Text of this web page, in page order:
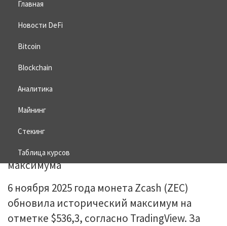
Главная
Новости DeFi
Bitcoin
Blockchain
Аналитика
Майнинг
Стекинг
Таблица курсов
Home»Bitcoin
исторического максимума
6 ноября 2025 года монета Zcash (ZEC)
обновила исторический максимум на
отметке $536,3, согласно TradingView. За